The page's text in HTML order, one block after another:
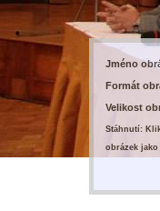
Jméno
Formát
Velikost
Stáhnutí:
obrázek jako